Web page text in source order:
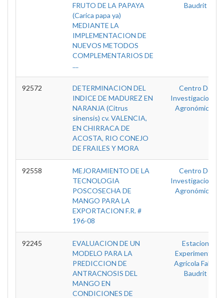
FRUTO DE LA PAPAYA
(Carica papa ya)
MEDIANTE LA
IMPLEMENTACION DE
NUEVOS METODOS
COMPLEMENTARIOS DE
....
Baudrit
92572
DETERMINACION DEL
INDICE DE MADUREZ EN
NARANJA (Citrus
sinensis) cv. VALENCIA,
EN CHIRRACA DE
ACOSTA, RIO CONEJO
DE FRAILES Y MORA
Centro De
Investigaciones
Agronómicas
92558
MEJORAMIENTO DE LA
TECNOLOGIA
POSCOSECHA DE
MANGO PARA LA
EXPORTACION F.R. #
196-08
Centro De
Investigaciones
Agronómicas
92245
EVALUACION DE UN
MODELO PARA LA
PREDICCION DE
ANTRACNOSIS DEL
MANGO EN
CONDICIONES DE
Estacion
Experimental
Agricola Fabio
Baudrit